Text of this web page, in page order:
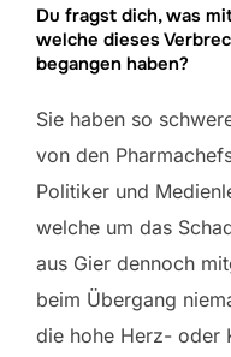
Du fragst dich, was
welche dieses
begangen haben?
Sie haben so
von den
Politiker und
welche um das
aus Gier dennoch
beim Übergang
die hohe Herz- oder